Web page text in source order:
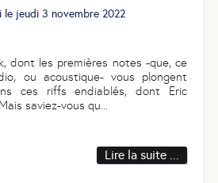
le jeudi 3 novembre 2022
dont les premières notes -que, ce
ou acoustique- vous plongent
ces riffs endiablés, dont Eric
saviez-vous qu
Lire la suite ...